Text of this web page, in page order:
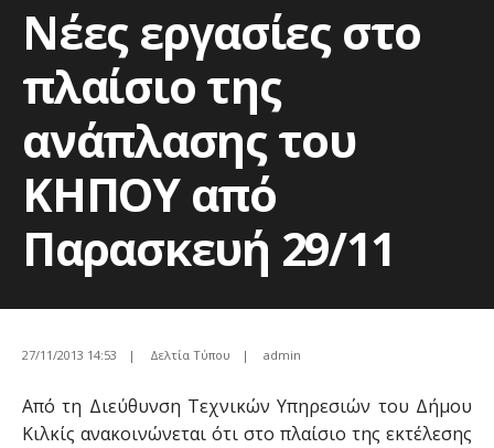
Νέες εργασίες στο
πλαίσιο της
ανάπλασης του
ΚΗΠΟΥ από
Παρασκευή 29/11
27/11/2013 14:53 | Δελτία Τύπου | admin
Από τη Διεύθυνση Τεχνικών Υπηρεσιών του Δήμου
Κιλκίς ανακοινώνεται ότι στο πλαίσιο της εκτέλεσης